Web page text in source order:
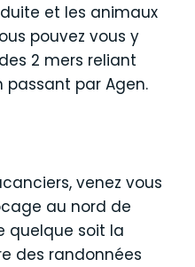
et les animaux
pouvez vous y
2 mers reliant
passant par Agen.
venez vous
au nord de
quelque soit la
des randonnées